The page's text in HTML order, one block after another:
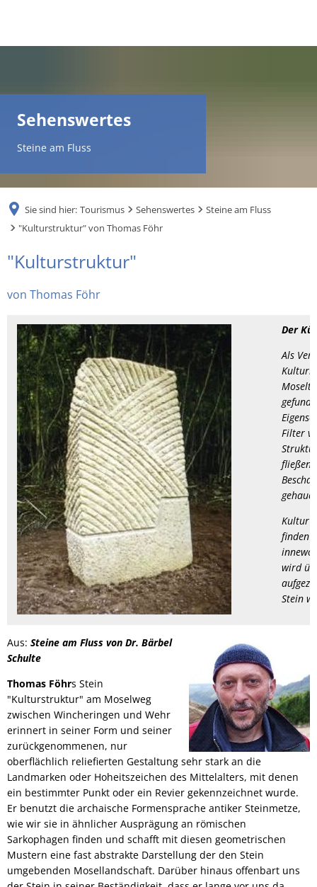
Sehenswertes
Steine am Fluss
Sie sind hier: Tourismus Sehenswertes
Steine am Fluss
"Kulturstruktur" von Thomas Föhr
"Kulturstruktur"
von
Föhr
"Kulturstruktur"
von Thomas Föhr
Der
Als
Filter
fließen.
Kultur
finden
wird
Stein
Aus: Steine am Fluss von Dr. Bärbel
Schulte
Thomas Föhrs Stein
"Kulturstruktur" am Moselweg
zwischen Wincheringen und Wehr
erinnert in seiner Form und seiner
zurückgenommenen, nur
oberflächlich reliefierten Gestaltung sehr stark an die
Landmarken oder Hoheitszeichen des Mittelalters, mit denen
ein bestimmter Punkt oder ein Revier gekennzeichnet wurde.
Er benutzt die archaische Formensprache antiker Steinmetze,
wie wir sie in ähnlicher Ausprägung an römischen
Sarkophagen finden und schafft mit diesen geometrischen
Mustern eine fast abstrakte Darstellung der den Stein
umgebenden Mosellandschaft. Darüber hinaus offenbart uns